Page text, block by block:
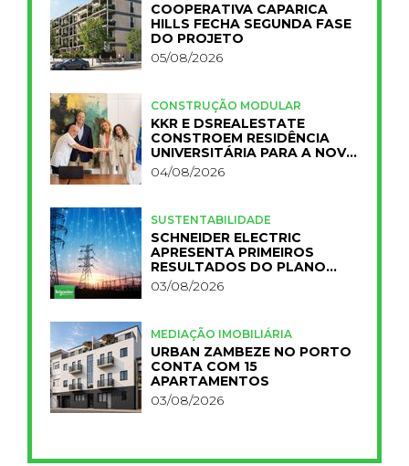
COOPERATIVA CAPARICA
HILLS FECHA SEGUNDA FASE
DO PROJETO
05/08/2026
CONSTRUÇÃO MODULAR
KKR E DSREALESTATE
CONSTROEM RESIDÊNCIA
UNIVERSITÁRIA PARA A NOVA
FCT
04/08/2026
SUSTENTABILIDADE
SCHNEIDER ELECTRIC
APRESENTA PRIMEIROS
RESULTADOS DO PLANO
IMPACT 2030
03/08/2026
MEDIAÇÃO IMOBILIÁRIA
URBAN ZAMBEZE NO PORTO
CONTA COM 15
APARTAMENTOS
03/08/2026